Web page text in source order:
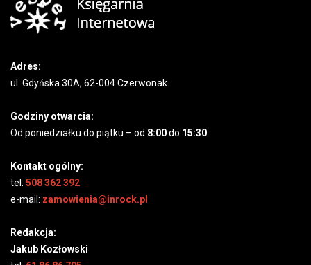
Adres:
ul. Gdyńska 30A, 62-004 Czerwonak
Godziny otwarcia:
Od poniedziałku do piątku – od 8:00do 15:30
Kontakt ogólny:
tel: 508 362 392
e-mail: zamowienia@inrock.pl
Redakcja:
Jakub Kozłowski